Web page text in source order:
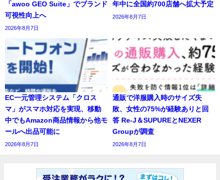
「awoo GEO Suite」でブランド
可視性向上へ
2026年8月7日
年中に全国約700店舗へ拡大予定
2026年8月7日
EC一元管理システム「クロス
マ」がスマホ対応を実現、移動
中でもAmazon商品情報から他モ
ールへ出品可能に
2026年8月7日
通販で洋服購入時のサイズ失
敗、女性の75%が経験ありと回
答 Re-J＆SUPUREとNEXER
Groupが調査
2026年8月7日